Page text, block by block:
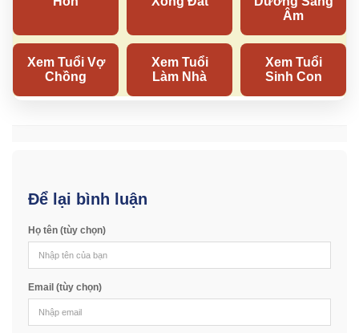
Để lại bình luận
Họ tên (tùy chọn)
Email (tùy chọn)